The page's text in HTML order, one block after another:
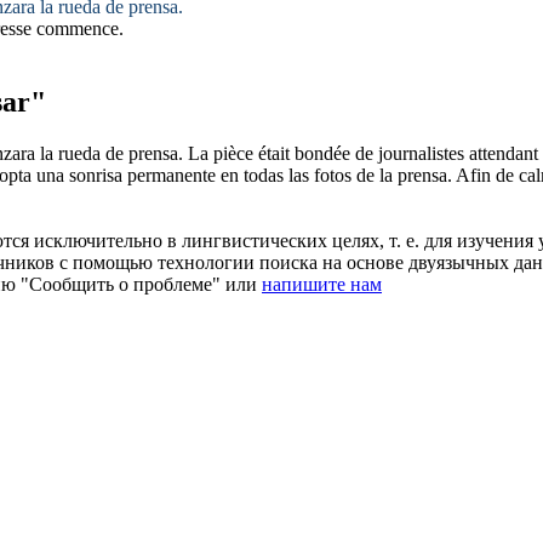
la rueda de prensa.
commence.
la rueda de prensa. La pièce était bondée de journalistes
una sonrisa permanente en todas las fotos de la prensa. Afin de
исключительно в лингвистических целях, т. е. для
с помощью технологии поиска на основе двуязычных
"Сообщить о проблеме" или напишите нам